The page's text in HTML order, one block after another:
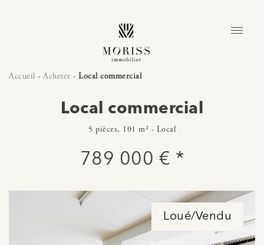
Accueil - Acheter - Local commercial
Local commercial
5 pièces, 101 m² - Local
789 000 € *
Loué/Vendu